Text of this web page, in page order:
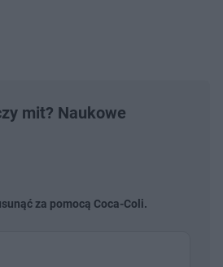
mit? Naukowe
za pomocą Coca-Coli.